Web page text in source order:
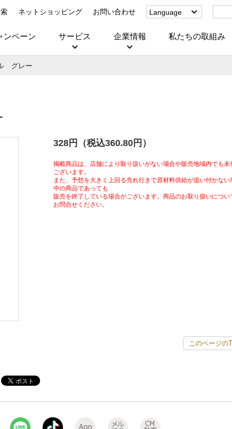
ネットショッピング お問い合わせ
Language
(Corporate)
ンペーン サービス 企業情報 私たちの取組み
グレー
328円（税込360.80円）
掲載商品は、店舗により取り扱いがない場合や販売地域内でも未
ございます。
また、予想を大きく上回る売れ行きで原材料供給が追い付かない
中の商品であっても
販売を終了している場合がございます。商品のお取り扱いについ
お問合せください。
このページの